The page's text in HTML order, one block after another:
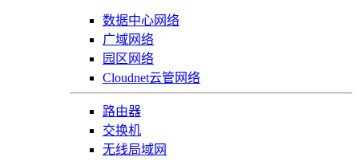
数据中心网络
广域网络
园区网络
Cloudnet云管网络
路由器
交换机
无线局域网